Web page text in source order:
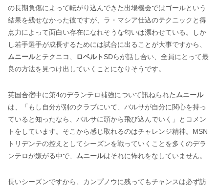
の長期負傷によって転がり込んできた出場機会ではゴールという
結果を残せなかった彼ですが、ラ・マシア仕込のテクニックと得
点力によって面白い存在になれそうな匂いは漂わせている。しか
し若手選手が成長するためには試合に出ることが大事ですから、
ムニールとテクニコ、 ロベルト SDらが話し合い、全員にとって最
良の方法を見つけ出していくことになりそうです。
英国合宿中に第4のデランテロ補強について訊ねられたムニール
は、「もし自分が別のクラブにいて、バルサが自分に関心を持っ
ていると知ったなら、バルサに頭から飛び込んでいく」とコメン
トをしています。そこから感じ取れるのはチャレンジ精神。MSN
トリデンテの控えとしてシーズンを戦っていくことを多くのデラ
ンテロが嫌がる中で、 ムニールはそれに怖れをなしていません。
長いシーズンですから、カンプノウに残ってもチャンスは必ず訪